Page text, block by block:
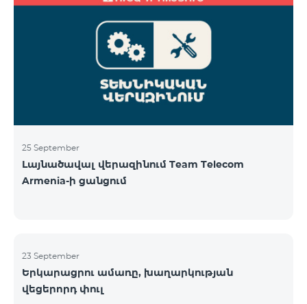
նշված քաղաքներում։ Վայք Չարենցավան
25 September
Լայնածավալ վերազինում Team Telecom
Armenia-ի ցանցում
23 September
Երկարացրու ամառը, խաղարկության
վեցերորդ փուլ